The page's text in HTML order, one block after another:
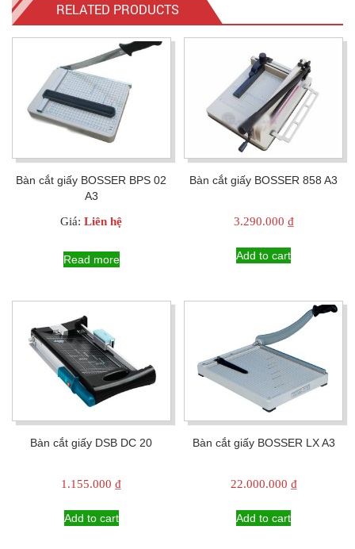
RELATED PRODUCTS
Bàn cắt giấy BOSSER BPS 02
A3
Giá: Liên hệ
Read more
Bàn cắt giấy BOSSER 858 A3
3.290.000 ₫
Add to cart
Bàn cắt giấy DSB DC 20
1.155.000₫
Add to cart
Bàn cắt giấy BOSSER LX A3
22.000.000 ₫
Add to cart